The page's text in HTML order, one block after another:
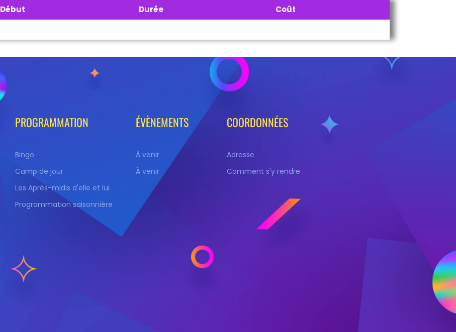
Début Durée
Coût
PROGRAMMATION
Bingo
Camp de jour
Les Après-midis d'elle et lui
Programmation saisonnière
ÉVÈNEMENTS
À venir
À venir
COORDONNÉES
Adresse
Comment s'y rendre